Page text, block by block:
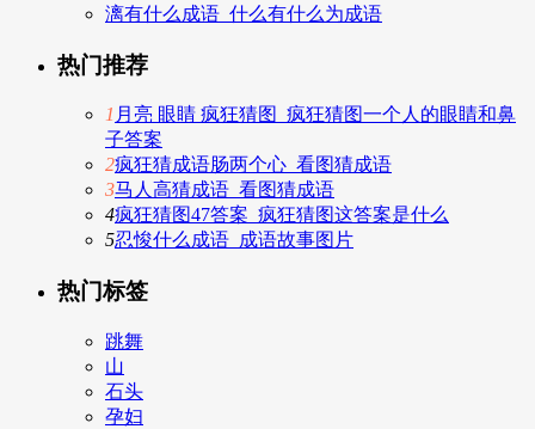
漓有什么成语_什么有什么为成语
热门推荐
1 月亮 眼睛 疯狂猜图_疯狂猜图一个人的眼睛和鼻
子答案
2疯狂猜成语肠两个心_看图猜成语
3马人高猜成语_看图猜成语
4疯狂猜图47答案_疯狂猜图这答案是什么
5忍悛什么成语_成语故事图片
热门标签
跳舞
山
石头
孕妇